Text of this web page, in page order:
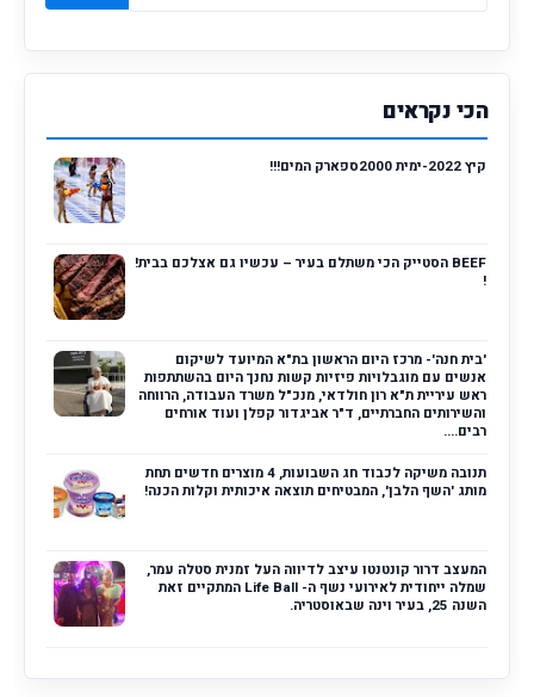
הכי נקראים
קיץ 2022-ימית 2000ספארק המים!!!
BEEF הסטייק הכי משתלם בעיר – עכשיו גם אצלכם בבית!
!
'בית חנה'- מרכז היום הראשון בת"א המיועד לשיקום
אנשים עם מוגבלויות פיזיות קשות נחנך היום בהשתתפות
ראש עיריית ת"א רון חולדאי, מנכ"ל משרד העבודה, הרווחה
והשירותים החברתיים, ד"ר אביגדור קפלן ועוד אורחים
רבים....
תנובה משיקה לכבוד חג השבועות, 4 מוצרים חדשים תחת
מותג 'השף הלבן', המבטיחים תוצאה איכותית וקלות הכנה!
המעצב דרור קונטנטו עיצב לדיווה העל זמנית סטלה עמר,
שמלה ייחודית לאירועי נשף ה- Life Ball המתקיים זאת
השנה 25, בעיר וינה שבאוסטריה.